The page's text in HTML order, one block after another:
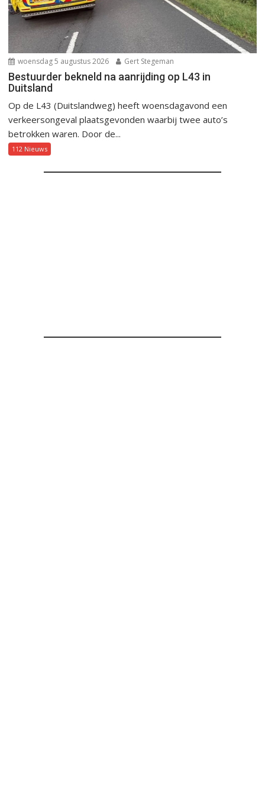
woensdag 5 augustus 2026 Gert Stegeman
Bestuurder bekneld na aanrijding op L43 in
Duitsland
Op de L43 (Duitslandweg) heeft woensdagavond een
verkeersongeval plaatsgevonden waarbij twee auto’s
betrokken waren. Door de...
112 Nieuws